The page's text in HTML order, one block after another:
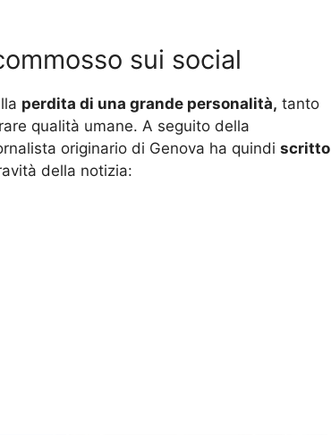
sui social
perdita di una grande personalità, tanto
qualità umane. A seguito della
originario di Genova ha quindi scritto
della notizia: